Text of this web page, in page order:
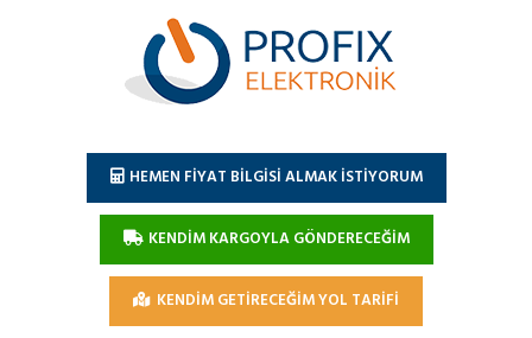
HEMEN FİYAT BİLGİSİ ALMAK İSTİYORUM
KENDİM KARGOYLA GÖNDERECEĞİM
KENDİM GETİRECEĞİM YOL TARİFİ